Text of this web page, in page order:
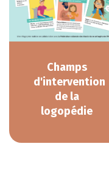
Champs
d'intervention
de la
logopédie